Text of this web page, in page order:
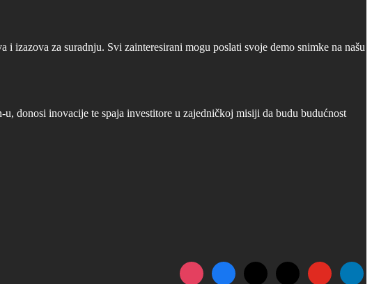
i izazova za suradnju. Svi zainteresirani mogu poslati svoje demo snimke na našu
donosi inovacije te spaja investitore u zajedničkoj misiji da budu budućnost
instagramfacebook
x tiktok youtube